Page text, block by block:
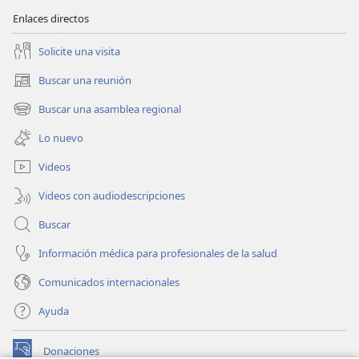
Enlaces directos
Solicite una visita
Buscar una reunión
(abre
una
nueva
ventana)
Buscar una asamblea regional
(abre
una
nueva
ventana)
Lo nuevo
Videos
Videos con audiodescripciones
Buscar
Información médica para profesionales de la salud
Comunicados internacionales
Ayuda
Donaciones